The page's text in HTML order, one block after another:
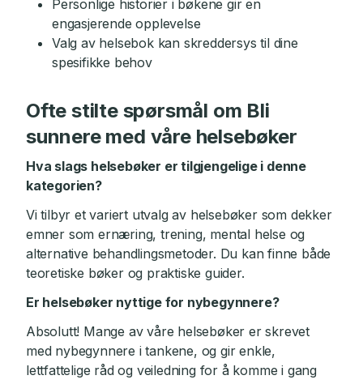
Personlige historier i bøkene gir en
engasjerende opplevelse
Valg av helsebok kan skreddersys til dine
spesifikke behov
Ofte stilte spørsmål om Bli
sunnere med våre helsebøker
Hva slags helsebøker er tilgjengelige i denne
kategorien?
Vi tilbyr et variert utvalg av helsebøker som dekker
emner som ernæring, trening, mental helse og
alternative behandlingsmetoder. Du kan finne både
teoretiske bøker og praktiske guider.
Er helsebøker nyttige for nybegynnere?
Absolutt! Mange av våre helsebøker er skrevet
med nybegynnere i tankene, og gir enkle,
lettfattelige råd og veiledning for å komme i gang